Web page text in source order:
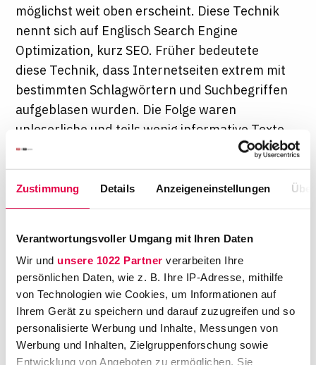
Zustimmung Details Anzeigeneinstellungen
Verantwortungsvoller Umgang mit Ihren Daten
Wir und unsere 1022 Partner verarbeiten Ihre
persönlichen Daten, wie z. B. Ihre IP-Adresse, mithilfe
von Technologien wie Cookies, um Informationen auf
Ihrem Gerät zu speichern und darauf zuzugreifen und so
personalisierte Werbung und Inhalte, Messungen von
Werbung und Inhalten, Zielgruppenforschung sowie
Entwicklung von Angeboten zu ermöglichen. Sie
möglichst weit oben erscheint. Diese Technik
nennt sich auf Englisch Search Engine
Optimization, kurz SEO. Früher bedeutete
diese Technik, dass Internetseiten extrem mit
bestimmten Schlagwörtern und Suchbegriffen
aufgeblasen wurden. Die Folge waren
unleserliche und teils wenig informative Texte.
Doch die Zeiten dieser Form von
Suchmaschinenoptimierung sind weitgehend
vorbei. Suchmaschinen bestrafen inzwischen
Internetseiten, die es eindeutig mit
anderen Nachteil hat diese Form der
Suchmaschinenoptimierung: Potenzielle
Mandaten werden durch die Ballung von
Schlagworten erst enttäuscht und dann
vergrault – schließlich finden sie keine
Antworten auf die Frage, die sie beschäftigt